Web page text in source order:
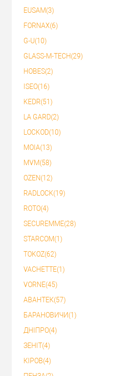
EUSAM(3)
FORNAX(6)
G-U(10)
GLASS-M-TECH(29)
HOBES(2)
ISEO(16)
KEDR(51)
LA GARD(2)
LOCKOD(10)
MOIA(13)
MVM(58)
OZEN(12)
RADLOCK(19)
ROTO(4)
SECUREMME(28)
STARCOM(1)
TOKOZ(62)
VACHETTE(1)
VORNE(45)
АВАНТЕК(57)
БАРАНОВИЧИ(1)
ДНІПРО(4)
ЗЕНІТ(4)
КІРОВ(4)